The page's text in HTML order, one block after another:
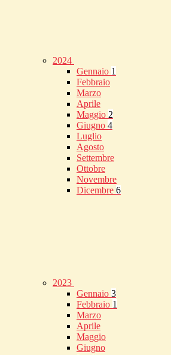
2024
Gennaio 1
Febbraio
Marzo
Aprile
Maggio 2
Giugno 4
Luglio
Agosto
Settembre
Ottobre
Novembre
Dicembre 6
2023
Gennaio 3
Febbraio 1
Marzo
Aprile
Maggio
Giugno